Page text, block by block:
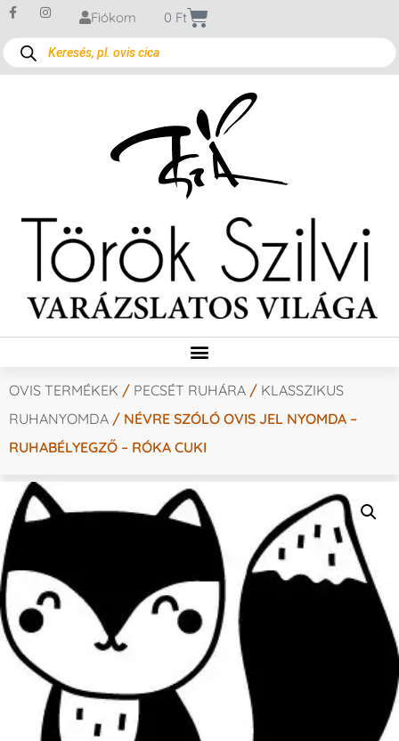
Fiókom 0 Ft
OVIS TERMÉKEK / PECSÉT RUHÁRA / KLASSZIKUS
RUHANYOMDA / NÉVRE SZÓLÓ OVIS JEL NYOMDA –
RUHABÉLYEGZŐ – RÓKA CUKI